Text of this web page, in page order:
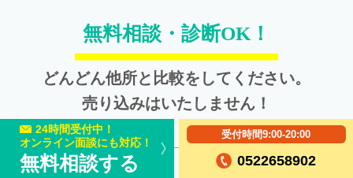
無料相談・診断OK！
どんどん他所と比較をしてください。
売り込みはいたしません！
©2018名古屋の相続税対策専門家 笘原
拓人税理士事務所
24時間受付中！
オンライン面談にも対応！
無料相談する
受付時間9:00-20:00
0522658902